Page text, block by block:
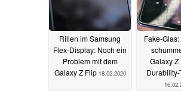
Rillen im Samsung
Flex-Display: Noch ein
Problem mit dem
Galaxy Z Flip 18.02.2020
Fake-
Galaxy
Durability-